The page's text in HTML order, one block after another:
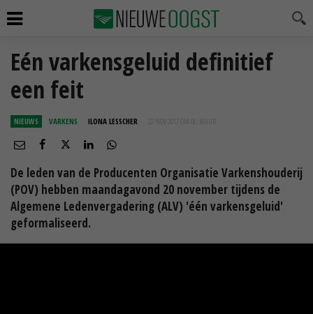
Eén varkensgeluid definitief
een feit
NIEUWS VARKENS ILONA LESSCHER 22 NOV 2017 OM 06:36
De leden van de Producenten Organisatie Varkenshouderij
(POV) hebben maandagavond 20 november tijdens de
Algemene Ledenvergadering (ALV) 'één varkensgeluid'
geformaliseerd.